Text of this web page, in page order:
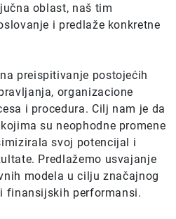
oblast, naš tim
i predlaže konkretne
preispitivanje postojećih
organizacione
i procedura. Cilj nam je da
su neophodne promene
svoj potencijal i
Predlažemo usvajanje
modela u cilju značajnog
finansijskih performansi.